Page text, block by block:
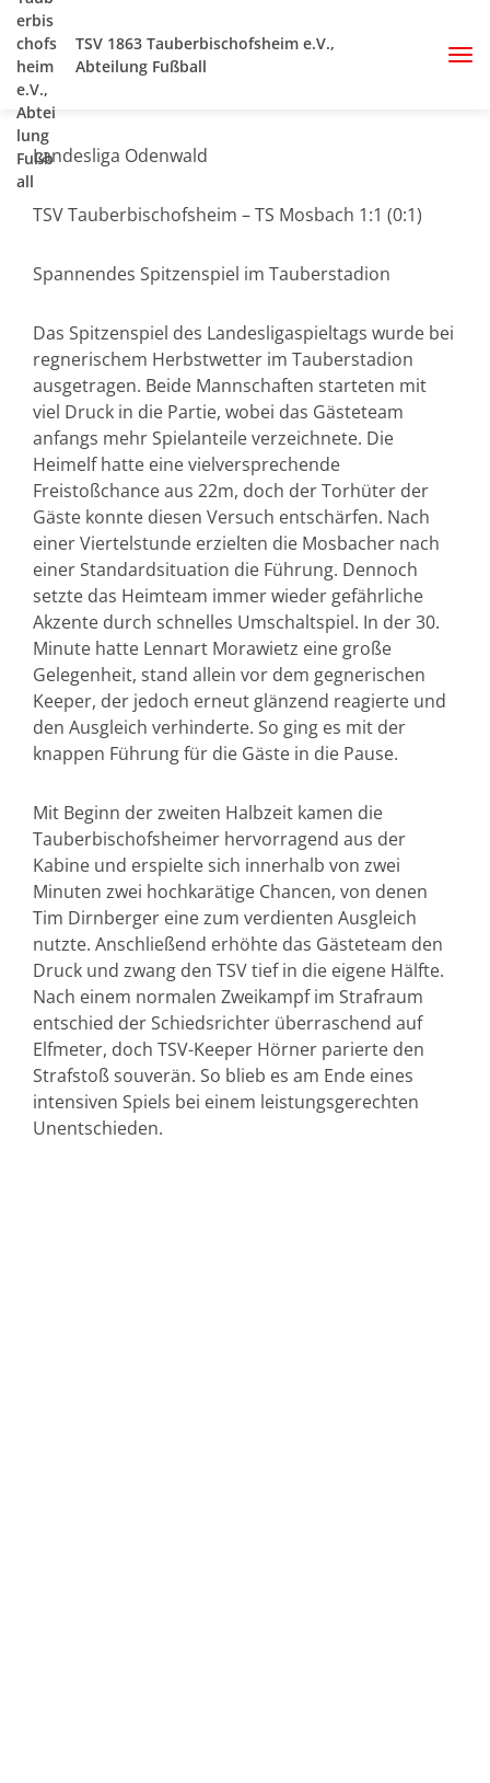
TSV 1863 Tauberbischofsheim e.V.,
Abteilung Fußball
Landesliga Odenwald
TSV Tauberbischofsheim – TS Mosbach 1:1 (0:1)
Spannendes Spitzenspiel im Tauberstadion
Das Spitzenspiel des Landesligaspieltags wurde bei
regnerischem Herbstwetter im Tauberstadion
ausgetragen. Beide Mannschaften starteten mit
viel Druck in die Partie, wobei das Gästeteam
anfangs mehr Spielanteile verzeichnete. Die
Heimelf hatte eine vielversprechende
Freistoßchance aus 22m, doch der Torhüter der
Gäste konnte diesen Versuch entschärfen. Nach
einer Viertelstunde erzielten die Mosbacher nach
einer Standardsituation die Führung. Dennoch
setzte das Heimteam immer wieder gefährliche
Akzente durch schnelles Umschaltspiel. In der 30.
Minute hatte Lennart Morawietz eine große
Gelegenheit, stand allein vor dem gegnerischen
Keeper, der jedoch erneut glänzend reagierte und
den Ausgleich verhinderte. So ging es mit der
knappen Führung für die Gäste in die Pause.
Mit Beginn der zweiten Halbzeit kamen die
Tauberbischofsheimer hervorragend aus der
Kabine und erspielte sich innerhalb von zwei
Minuten zwei hochkarätige Chancen, von denen
Tim Dirnberger eine zum verdienten Ausgleich
nutzte. Anschließend erhöhte das Gästeteam den
Druck und zwang den TSV tief in die eigene Hälfte.
Nach einem normalen Zweikampf im Strafraum
entschied der Schiedsrichter überraschend auf
Elfmeter, doch TSV-Keeper Hörner parierte den
Strafstoß souverän. So blieb es am Ende eines
intensiven Spiels bei einem leistungsgerechten
Unentschieden.